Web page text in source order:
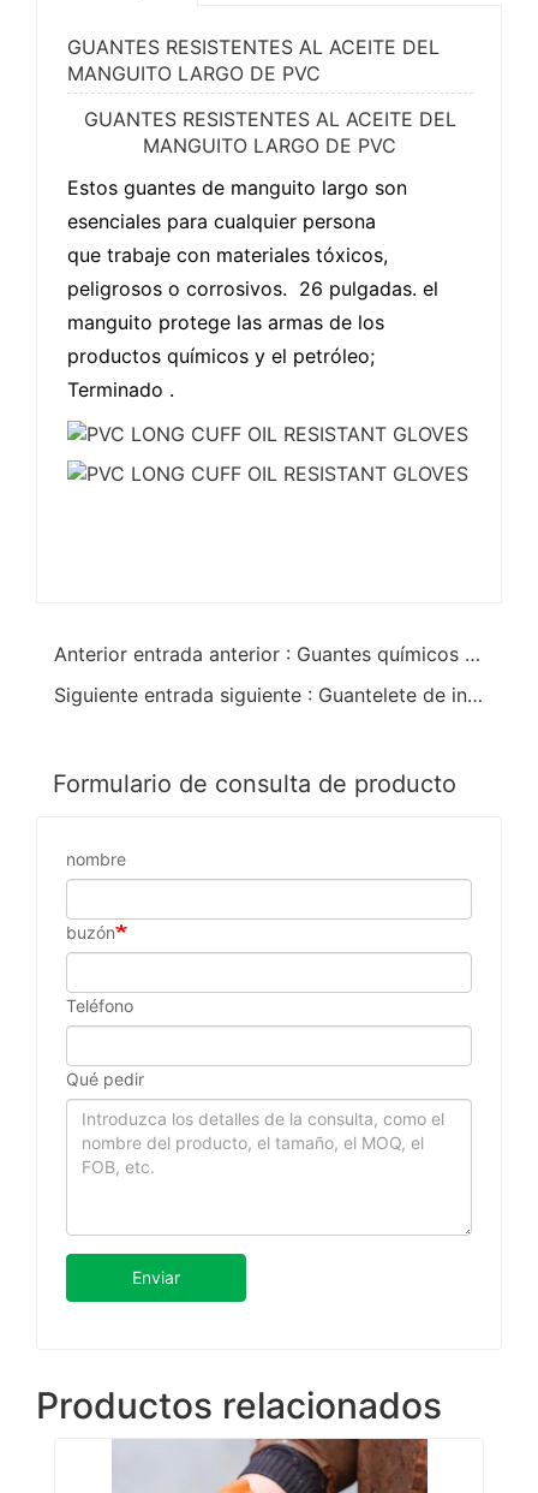
GUANTES RESISTENTES AL ACEITE DEL
MANGUITO LARGO DE PVC
GUANTES RESISTENTES AL ACEITE DEL
MANGUITO LARGO DE PVC
Estos guantes de manguito largo son
esenciales para cualquier persona
que trabaje con materiales tóxicos,
peligrosos o corrosivos. 26 pulgadas. el
manguito protege las armas de los
productos químicos y el petróleo;
Terminado .
Anterior entrada anterior : Guantes químicos de muñeca de punto sumergidos en PVC
Siguiente entrada siguiente : Guantelete de inmersión completa de PVC rojo Open Cuff 11 pulgadas
Formulario de consulta de producto
nombre
buzón
Teléfono
Qué pedir
Enviar
Productos relacionados